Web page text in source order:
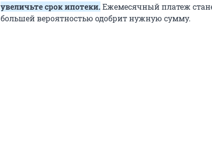
увеличьте срок ипотеки.Ежемесячный платеж
большей вероятностью одобрит нужную сумму.